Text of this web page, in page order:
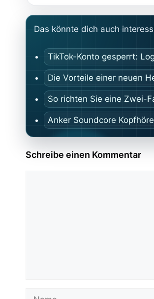
Das könnte dich auch
TikTok-Konto gesperrt:
Die Vorteile einer neuen
So richten Sie eine Zwei-
Anker Soundcore
Schreibe einen Kommentar
Name